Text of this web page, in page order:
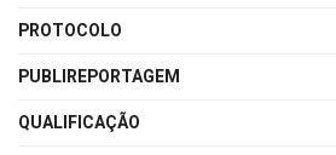
PROTOCOLO
PUBLIREPORTAGEM
QUALIFICAÇÃO